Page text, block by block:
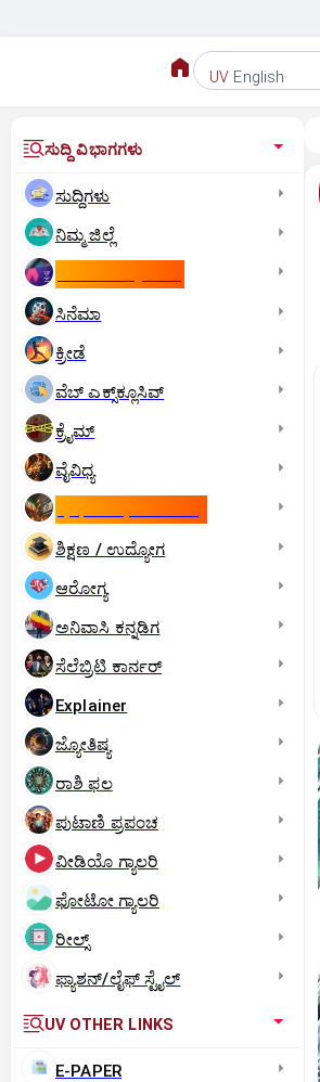
UV English
ಸುದ್ದಿ ವಿಭಾಗಗಳು
ಸುದ್ದಿಗಳು
ನಿಮ್ಮ ಜಿಲ್ಲೆ
ಸಿನೆಮಾ
ಕ್ರೀಡೆ
ವೆಬ್ ಎಕ್ಸ್‌ಕ್ಲೂಸಿವ್
ಕ್ರೈಮ್
ವೈವಿಧ್ಯ
ಶಿಕ್ಷಣ / ಉದ್ಯೋಗ
ಆರೋಗ್ಯ
ಅನಿವಾಸಿ ಕನ್ನಡಿಗ
ಸೆಲೆಬ್ರಿಟಿ ಕಾರ್ನರ್‌
Explainer
ಜ್ಯೋತಿಷ್ಯ
ರಾಶಿ ಫಲ
ಪುಟಾಣಿ ಪ್ರಪಂಚ
ವೀಡಿಯೊ ಗ್ಯಾಲರಿ
ಫೋಟೋ ಗ್ಯಾಲರಿ
ರೀಲ್ಸ್
ಫ್ಯಾಶನ್/ಲೈಫ್‌ ಸ್ಟೈಲ್
UV OTHER LINKS
E-PAPER